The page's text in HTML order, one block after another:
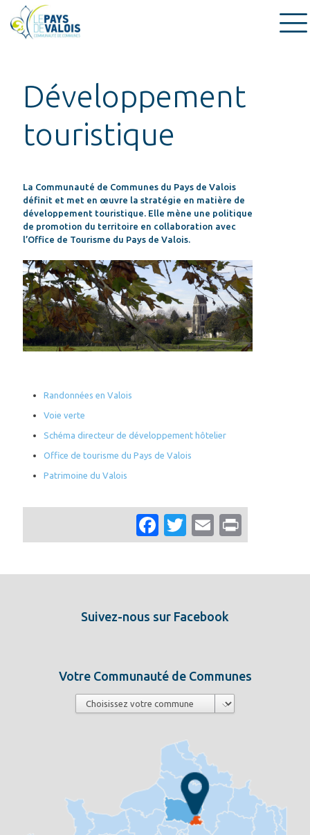
Développement
touristique
La Communauté de Communes du Pays de Valois
définit et met en œuvre la stratégie en matière de
développement touristique. Elle mène une politique
de promotion du territoire en collaboration avec
l’Office de Tourisme du Pays de Valois.
Randonnées en Valois
Voie verte
Schéma directeur de développement hôtelier
Office de tourisme du Pays de Valois
Patrimoine du Valois
Facebook
Twitter
Email
Suivez-nous sur Facebook
Votre Communauté de Communes